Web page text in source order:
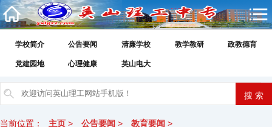
学校简介 公告要闻 清廉学校 教学教研 政教德育
党建园地 心理健康 英山电大
当前位置： 主页 > 公告要闻 > 教育要闻 >